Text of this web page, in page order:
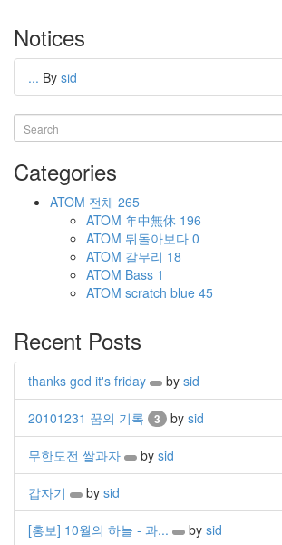
Notices
... By sid
Categories
ATOM 전체 265
ATOM 年中無休 196
ATOM 뒤돌아보다 0
ATOM 갈무리 18
ATOM Bass 1
ATOM scratch blue 45
Recent Posts
thanks god it's friday by sid
20101231 꿈의 기록 3 by sid
무한도전 쌀과자 by sid
갑자기 by sid
[홍보] 10월의 하늘 - 과... by sid